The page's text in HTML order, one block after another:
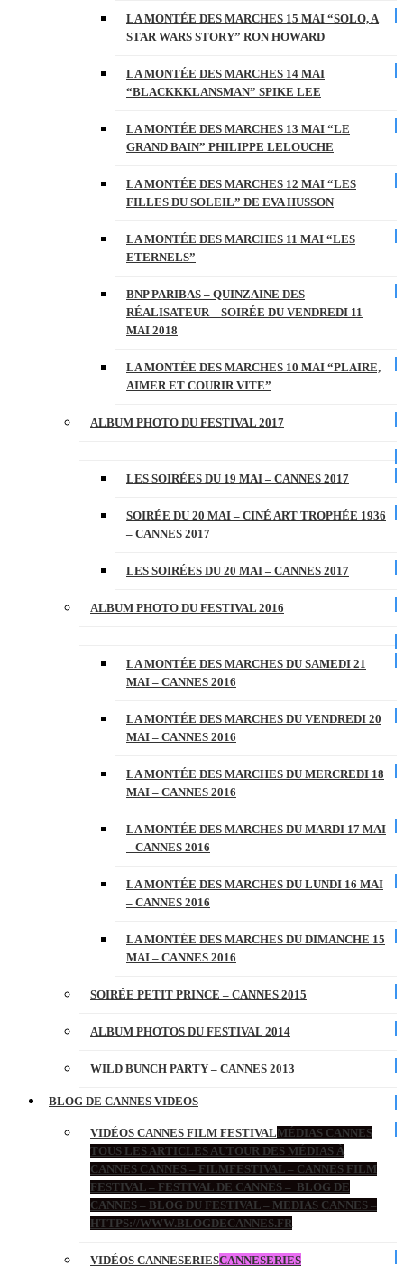
LA MONTÉE DES MARCHES 15 MAI “SOLO, A
STAR WARS STORY” RON HOWARD
LA MONTÉE DES MARCHES 14 MAI
“BLACKKKLANSMAN” SPIKE LEE
LA MONTÉE DES MARCHES 13 MAI “LE
GRAND BAIN” PHILIPPE LELOUCHE
LA MONTÉE DES MARCHES 12 MAI “LES
FILLES DU SOLEIL” DE EVA HUSSON
LA MONTÉE DES MARCHES 11 MAI “LES
ETERNELS”
BNP PARIBAS – QUINZAINE DES
RÉALISATEUR – SOIRÉE DU VENDREDI 11
MAI 2018
LA MONTÉE DES MARCHES 10 MAI “PLAIRE,
AIMER ET COURIR VITE”
ALBUM PHOTO DU FESTIVAL 2017
LES SOIRÉES DU 19 MAI – CANNES 2017
SOIRÉE DU 20 MAI – CINÉ ART TROPHÉE 1936
– CANNES 2017
LES SOIRÉES DU 20 MAI – CANNES 2017
ALBUM PHOTO DU FESTIVAL 2016
LA MONTÉE DES MARCHES DU SAMEDI 21
MAI – CANNES 2016
LA MONTÉE DES MARCHES DU VENDREDI 20
MAI – CANNES 2016
LA MONTÉE DES MARCHES DU MERCREDI 18
MAI – CANNES 2016
LA MONTÉE DES MARCHES DU MARDI 17 MAI
– CANNES 2016
LA MONTÉE DES MARCHES DU LUNDI 16 MAI
– CANNES 2016
LA MONTÉE DES MARCHES DU DIMANCHE 15
MAI – CANNES 2016
SOIRÉE PETIT PRINCE – CANNES 2015
ALBUM PHOTOS DU FESTIVAL 2014
WILD BUNCH PARTY – CANNES 2013
BLOG DE CANNES VIDEOS
VIDÉOS CANNES FILM FESTIVALMÉDIAS CANNES
TOUS LES ARTICLES AUTOUR DES MÉDIAS À
CANNES CANNES – FILMFESTIVAL – CANNES FILM
FESTIVAL – FESTIVAL DE CANNES – BLOG DE
CANNES – BLOG DU FESTIVAL – MEDIAS CANNES –
HTTPS://WWW.BLOGDECANNES.FR
VIDÉOS CANNESERIESCANNESERIES